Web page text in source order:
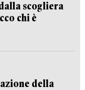
scogliera
chi è
della